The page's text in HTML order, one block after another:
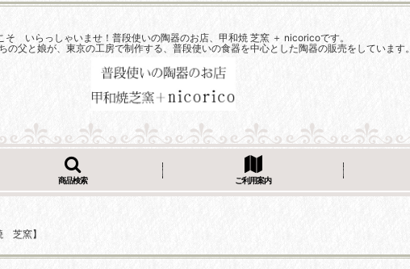
そ いらっしゃいませ！普段使いの陶器のお店、甲和焼 芝窯 ＋ nicoricoです。
の父と娘が、東京の工房で制作する、普段使いの食器を中心とした陶器の販売をしています。
商品検索 ご利用案内
窯】